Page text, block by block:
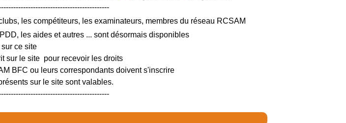
les compétiteurs, les examinateurs, membres du réseau RCSAM
les aides et autres ... sont désormais disponibles
sur ce site
sur le site pour recevoir les droits
BFC ou leurs correspondants doivent s'inscrire
sur le site sont valables.